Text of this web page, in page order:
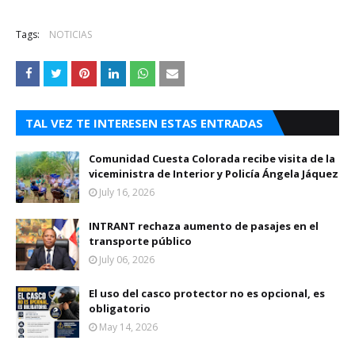
Tags: NOTICIAS
TAL VEZ TE INTERESEN ESTAS ENTRADAS
Comunidad Cuesta Colorada recibe visita de la
viceministra de Interior y Policía Ángela Jáquez
July 16, 2026
INTRANT rechaza aumento de pasajes en el
transporte público
July 06, 2026
El uso del casco protector no es opcional, es
obligatorio
May 14, 2026